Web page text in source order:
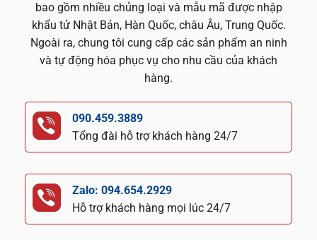
bao gồm nhiều chủng loại và mẫu mã được nhập
khẩu tử Nhật Bản, Hàn Quốc, châu Âu, Trung Quốc.
Ngoài ra, chung tôi cung cấp các sản phẩm an ninh
và tự động hóa phục vụ cho nhu cầu của khách
hàng.
090.459.3889
Tổng đài hỗ trợ khách hàng 24/7
Zalo: 094.654.2929
Hỗ trợ khách hàng mọi lúc 24/7